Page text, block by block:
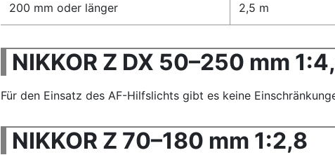
200 mm oder länger 2,5 m
NIKKOR Z DX 50–250 mm
Für den Einsatz des AF-Hilfslichts gibt es keine
NIKKOR Z 70–180 mm 1:2,8